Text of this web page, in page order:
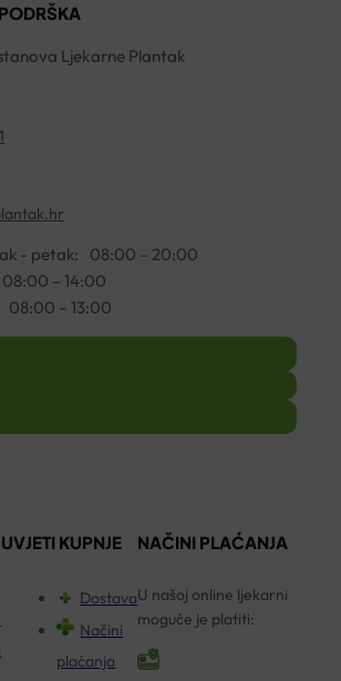
Ljekarne Plantak
- petak:
08:00 – 20:00
08:00 – 14:00
08:00 – 13:00
UVJETI KUPNJE
Dostava
Načini
plaćanja
NAČINI PLAĆANJA
U našoj online ljekarni
moguće je platiti: